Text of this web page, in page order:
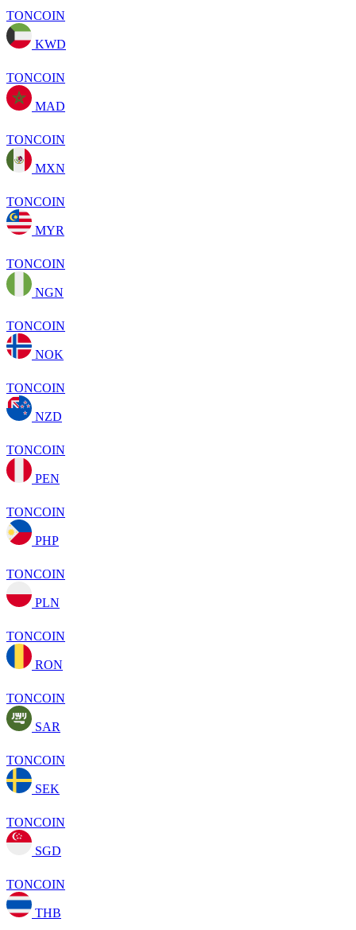
TONCOIN
KWD
TONCOIN
MAD
TONCOIN
MXN
TONCOIN
MYR
TONCOIN
NGN
TONCOIN
NOK
TONCOIN
NZD
TONCOIN
PEN
TONCOIN
PHP
TONCOIN
PLN
TONCOIN
RON
TONCOIN
SAR
TONCOIN
SEK
TONCOIN
SGD
TONCOIN
THB